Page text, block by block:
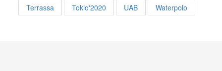
Terrassa
Tokio'2020 UAB Waterpolo